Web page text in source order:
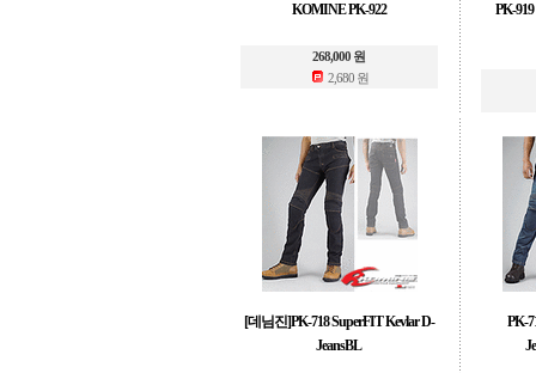
KOMINE PK-922
268,000 원
2,680 원
PK-
[데님진]PK-718 SuperFIT Kevlar D-
JeansBL
PK-